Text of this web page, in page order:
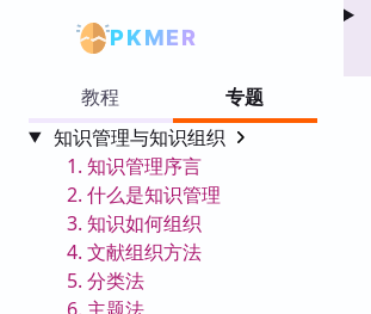
PKMER
教程
专题
知识管理与知识组织
1. 知识管理序言
2. 什么是知识管理
3. 知识如何组织
4. 文献组织方法
5. 分类法
6. 主题法